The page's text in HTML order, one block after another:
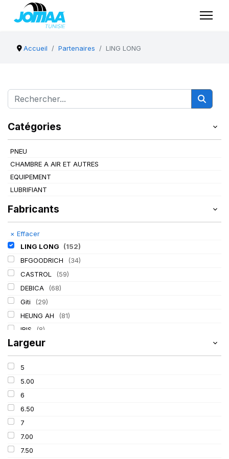
Accueil Partenaires LING LONG
Catégories
PNEU
CHAMBRE A AIR ET AUTRES
EQUIPEMENT
LUBRIFIANT
Fabricants
× Effacer
LING LONG
(152)
BFGOODRICH
(34)
CASTROL
(59)
DEBICA
(68)
Giti
(29)
HEUNG AH
(81)
IRIS
(8)
ITALMATIC
KLEBER (116)
LASSA
MICHELIN
MITAS
Mondolfo ferro
PIRELLI
PROMETEON
SCHRADER
Largeur
5
5.00
6
6.50
7
7.00
7.50